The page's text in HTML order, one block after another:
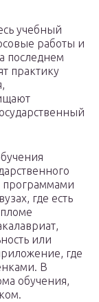
учебный
работы и
последнем
практику
программами
где есть
или
где
В
обучения,